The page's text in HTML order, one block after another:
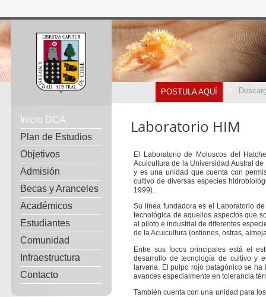
Inicio DCA
Plan de Estudios
Objetivos
Admisión
Becas y Aranceles
Académicos
Estudiantes
Comunidad
Infraestructura
Contacto
POSTULA AQUÍ
Laboratorio HIM
El Laboratorio de Moluscos del
Acuicultura de la Universidad Austral
y es una unidad que cuenta con
cultivo de diversas especies
1999).
Su línea fundadora es el Laboratorio
tecnológica de aquellos aspectos que
al piloto e industrial de diferentes
de la Acuicultura (ostiones, ostras,
Entre sus focos principales está el
desarrollo de tecnología de cultivo y
larvaria. El pulpo rojo patagónico se
avances especialmente en tolerancia
También cuenta con una unidad para